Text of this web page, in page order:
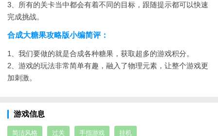
3、所有的关卡当中都会有着不同的目标，跟随提示都可以快速
完成挑战。
合成大糖果攻略版小编简评：
1、我们要做的就是合成各种糖果，获取超多的游戏积分。
2、游戏的玩法非常简单有趣，融入了物理元素，让整个游戏更
加刺激。
游戏信息
简洁风格 过关 手指游戏 挂机